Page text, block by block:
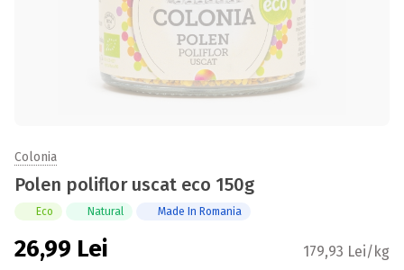
Colonia
Polen poliflor uscat eco 150g
Eco Natural Made In Romania
26,99 Lei 179,93 Lei/kg